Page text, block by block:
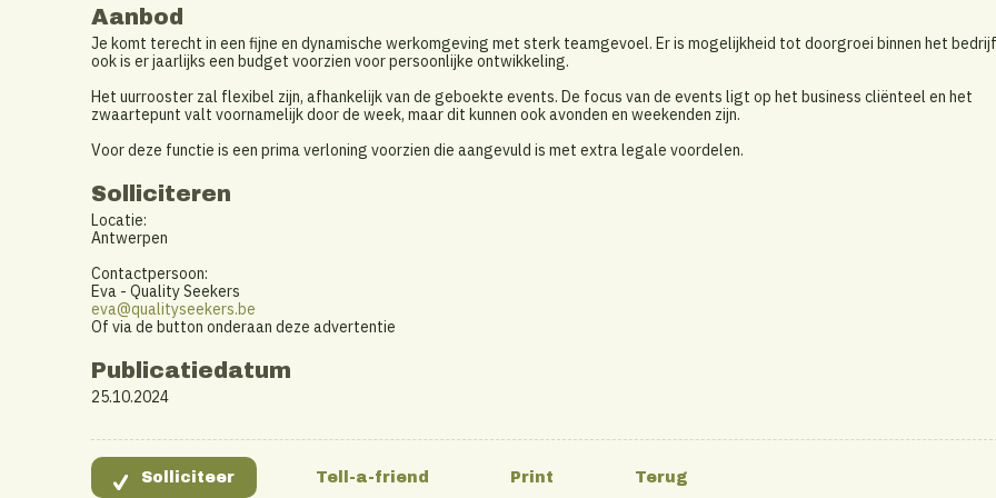
Aanbod
Je komt terecht in een fijne en dynamische werkomgeving met sterk teamgevoel. Er is mogelijkheid tot doorgroei binnen het
ook is er jaarlijks een budget voorzien voor persoonlijke ontwikkeling.
Het uurrooster zal flexibel zijn, afhankelijk van de geboekte events. De focus van de events ligt op het business cliënteel en het
zwaartepunt valt voornamelijk door de week, maar dit kunnen ook avonden en weekenden zijn.
Voor deze functie is een prima verloning voorzien die aangevuld is met extra legale voordelen.
Solliciteren
Locatie:
Antwerpen
Contactpersoon:
Eva - Quality Seekers
eva@qualityseekers.be
Of via de button onderaan deze advertentie
Publicatiedatum
25.10.2024